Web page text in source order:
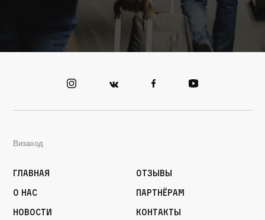
Визаход
Главная
О нас
Новости
Отзывы
Партнёрам
Контакты